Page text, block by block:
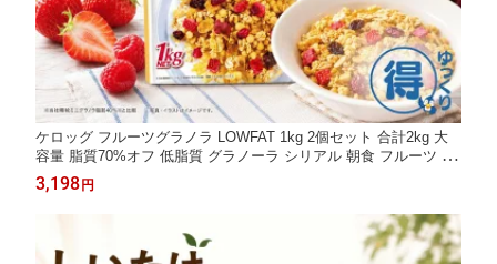
ケロッグ フルーツグラノラ LOWFAT 1kg 2個セット 合計2kg 大
容量 脂質70%オフ 低脂質 グラノーラ シリアル 朝食 フルーツ い
ちご 鉄分 ビタミン 食物繊維入り ザクザク ローファットコストコ
まとめ買い 朝ごはん 送料無料 【ゆっくりお得便】
3,198円